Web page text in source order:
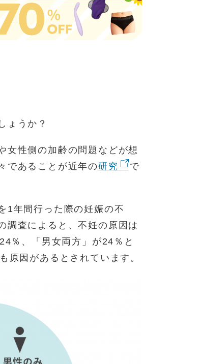
ょうか？
女性側の加齢の問題などが想
であることが近年の研究
で
1年間行った際の妊娠の不
調査によると、不妊の原因は
％、「男女両方」が24％と
原因があるとされています。